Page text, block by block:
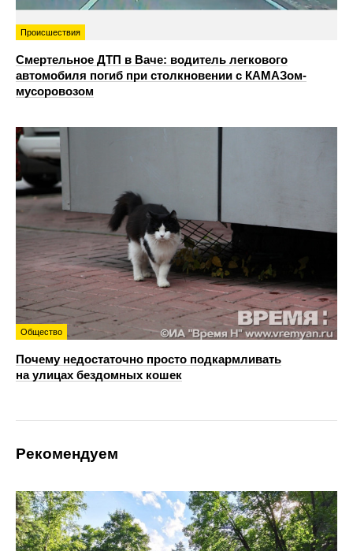
Происшествия
Смертельное ДТП в Ваче: водитель легкового
автомобиля погиб при столкновении с КАМАЗом-
мусоровозом
Общество
Почему недостаточно просто подкармливать
на улицах бездомных кошек
Рекомендуем